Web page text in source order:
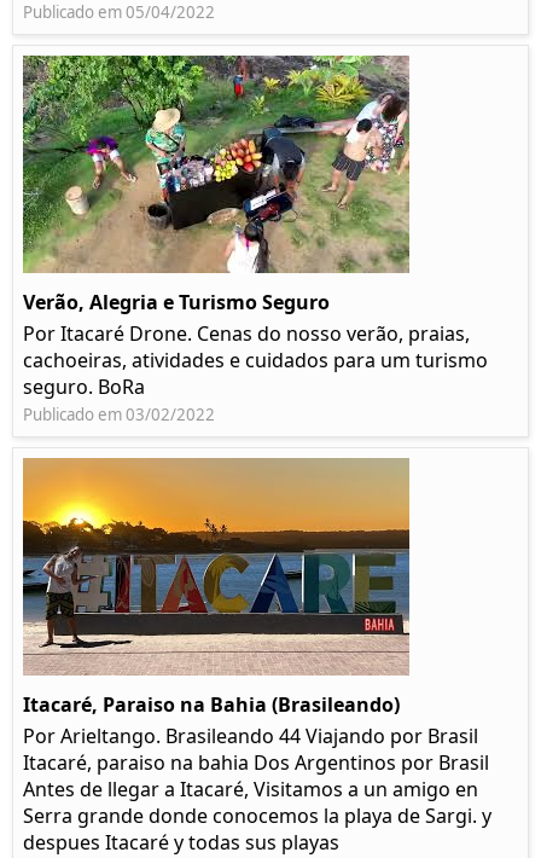
Publicado em 05/04/2022
Verão, Alegria e Turismo Seguro
Por Itacaré Drone. Cenas do nosso verão, praias,
cachoeiras, atividades e cuidados para um turismo
seguro. BoRa
Publicado em 03/02/2022
Itacaré, Paraiso na Bahia (Brasileando)
Por Arieltango. Brasileando 44 Viajando por Brasil
Itacaré, paraiso na bahia Dos Argentinos por Brasil
Antes de llegar a Itacaré, Visitamos a un amigo en
Serra grande donde conocemos la playa de Sargi. y
despues Itacaré y todas sus playas